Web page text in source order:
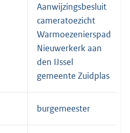
Aanwijzingsbesluit
cameratoezicht
Warmoezenierspad
Nieuwerkerk aan
den IJssel
gemeente Zuidplas
burgemeester